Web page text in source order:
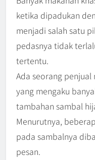
ketika dipadukan
menjadi salah satu
pedasnya tidak
tertentu.
Ada seorang penjual
yang mengaku
tambahan sambal
Menurutnya,
pada sambalnya
pesan.